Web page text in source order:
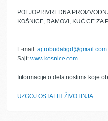
POLJOPRIVREDNA
KOŠNICE, RAMOVI, KUĆICE ZA
E-mail: agrobudabgd@gmail.com
Sajt: www.kosnice.com
Informacije o delatnostima koje
UZGOJ OSTALIH ŽIVOTINJA